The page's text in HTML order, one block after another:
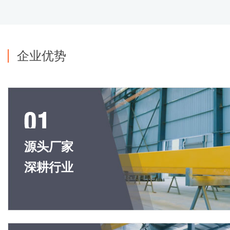
企业优势
源头厂家
深耕行业